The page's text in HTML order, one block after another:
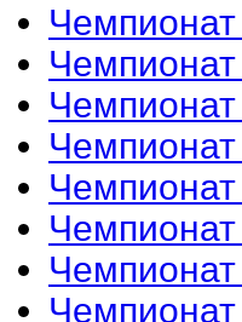
Чемпионат
Чемпионат
Чемпионат